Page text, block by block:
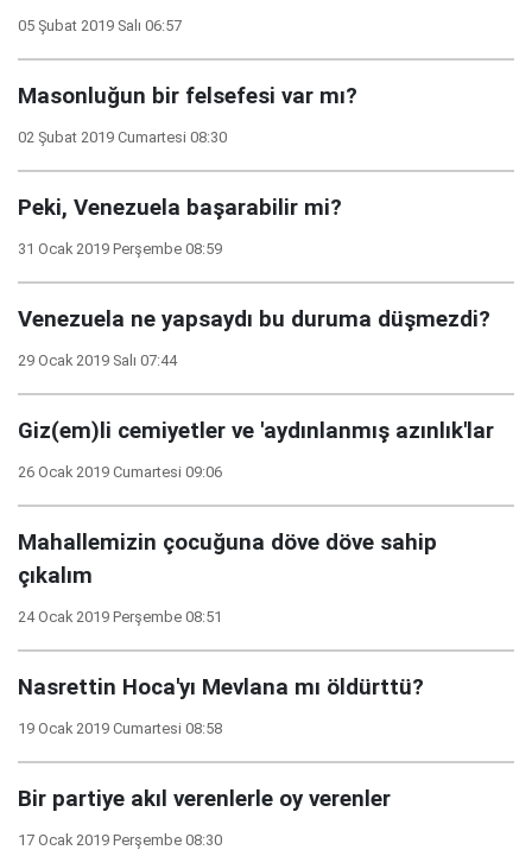
05 Şubat 2019 Salı 06:57
Masonluğun bir felsefesi var mı?
02 Şubat 2019 Cumartesi 08:30
Peki, Venezuela başarabilir mi?
31 Ocak 2019 Perşembe 08:59
Venezuela ne yapsaydı bu duruma düşmezdi?
29 Ocak 2019 Salı 07:44
Giz(em)li cemiyetler ve 'aydınlanmış azınlık'lar
26 Ocak 2019 Cumartesi 09:06
Mahallemizin çocuğuna döve döve sahip
çıkalım
24 Ocak 2019 Perşembe 08:51
Nasrettin Hoca'yı Mevlana mı öldürttü?
19 Ocak 2019 Cumartesi 08:58
Bir partiye akıl verenlerle oy verenler
17 Ocak 2019 Perşembe 08:30